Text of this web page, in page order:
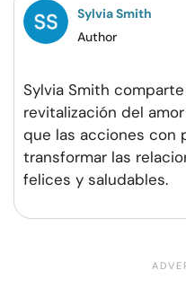
Sylvia Smith
Author
Sylvia Smith
revitalización del
que las acciones con
transformar las
felices y saludables.